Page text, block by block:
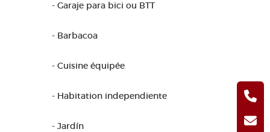
- Garaje para bici ou BTT
- Barbacoa
- Cuisine équipée
- Habitation independiente
- Jardín